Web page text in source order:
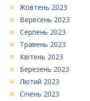
Жовтень 2023
Вересень 2023
Серпень 2023
Травень 2023
Квітень 2023
Березень 2023
Лютий 2023
Січень 2023